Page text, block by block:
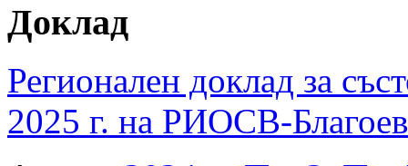
Доклад
Регионален доклад за
2025 г. на РИОСВ-